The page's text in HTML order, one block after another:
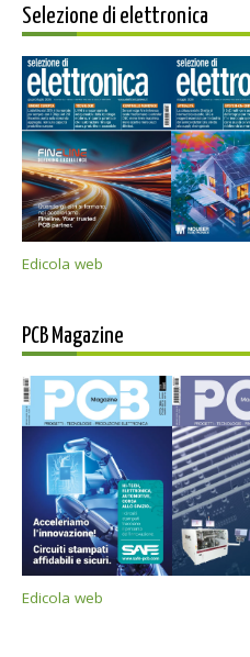
Selezione di elettronica
Edicola web
PCB Magazine
Edicola web